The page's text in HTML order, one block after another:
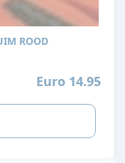
ROOD
Euro 14.95